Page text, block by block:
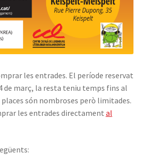
les entrades. El període reservat
de març, la resta teniu temps fins al
places són nombroses però limitades.
les entrades directament al